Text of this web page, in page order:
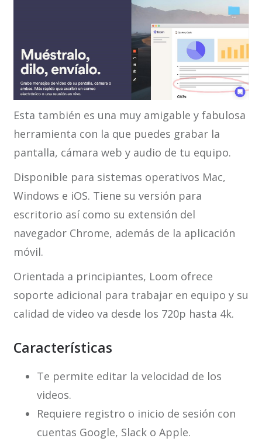
Esta también es una muy amigable y fabulosa
herramienta con la que puedes grabar la
pantalla, cámara web y audio de tu equipo.
Disponible para sistemas operativos Mac,
Windows e iOS. Tiene su versión para
escritorio así como su extensión del
navegador Chrome, además de la aplicación
móvil.
Orientada a principiantes, Loom ofrece
soporte adicional para trabajar en equipo y su
calidad de video va desde los 720p hasta 4k.
Características
Te permite editar la velocidad de los
videos.
Requiere registro o inicio de sesión con
cuentas Google, Slack o Apple.